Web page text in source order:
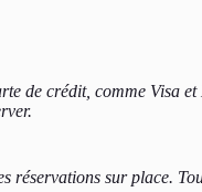
de crédit, comme Visa
réservations sur place.